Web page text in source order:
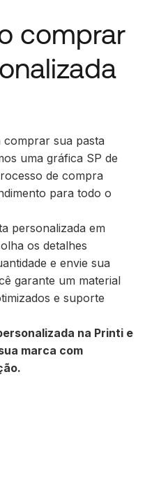
comprar
sua pasta
uma gráfica SP de
de compra
para todo o
personalizada em
os detalhes
e envie sua
garante um material
e suporte
na Printi e
marca com